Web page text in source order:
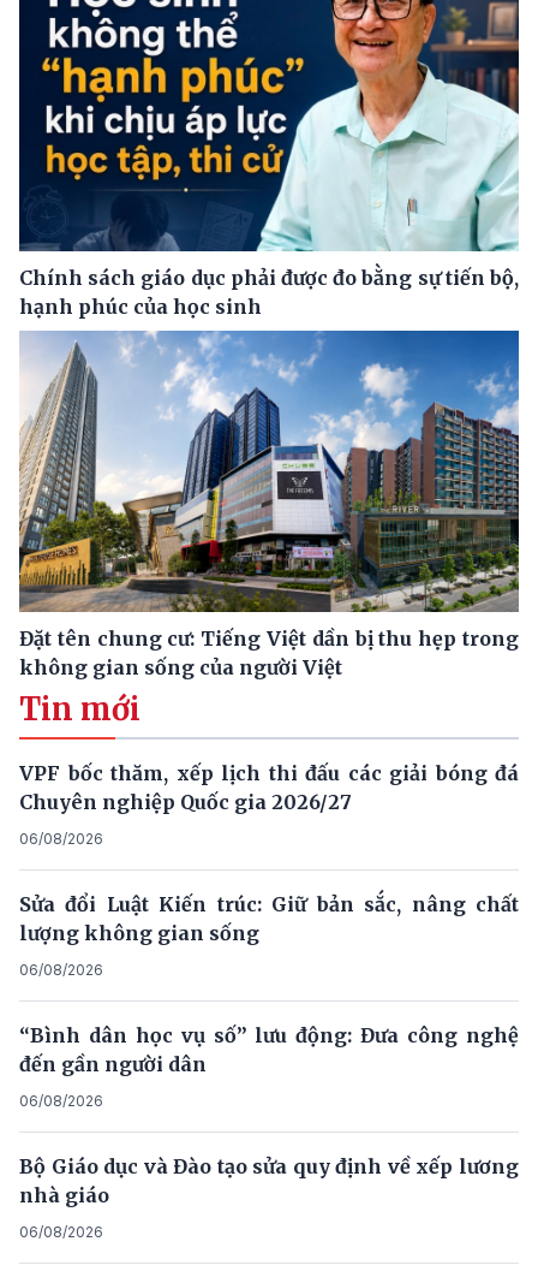
Chính sách giáo dục phải được đo bằng sự tiến bộ,
hạnh phúc của học sinh
Đặt tên chung cư: Tiếng Việt dần bị thu hẹp trong
không gian sống của người Việt
Tin mới
VPF bốc thăm, xếp lịch thi đấu các giải bóng đá
Chuyên nghiệp Quốc gia 2026/27
06/08/2026
Sửa đổi Luật Kiến trúc: Giữ bản sắc, nâng chất
lượng không gian sống
06/08/2026
“Bình dân học vụ số” lưu động: Đưa công nghệ
đến gần người dân
06/08/2026
Bộ Giáo dục và Đào tạo sửa quy định về xếp lương
nhà giáo
06/08/2026